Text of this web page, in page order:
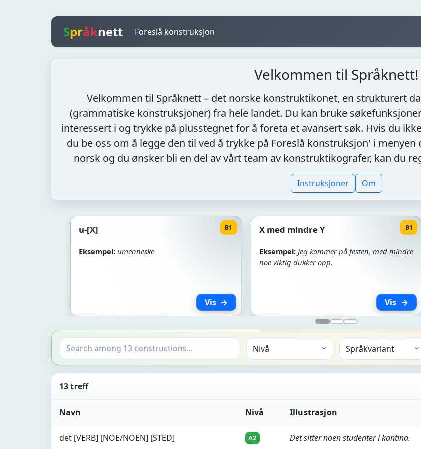
Språknett Foreslå konstruksjon
Velkommen til Språknett!
Velkommen til Språknett – det norske konstruktikonet, en strukturert
(grammatiske konstruksjoner) fra hele landet. Du kan bruke
interessert i og trykke på plusstegnet for å foreta et avansert søk. Hvis du
du be oss om å legge den til ved å trykke på Foreslå konstruksjon' i
norsk og du ønsker bli en del av vårt team av konstruktikografer, kan du
Instruksjoner Om
B1
u-[X]
Eksempel: umenneske
Vis
B1
X med mindre Y
Eksempel: Jeg kommer på festen, med mindre
noe viktig dukker opp.
Vis
13 treff
Navn Nivå Illustrasjon
det [VERB] [NOE/NOEN] [STED] A2 Det sitter noen studenter i kantina.